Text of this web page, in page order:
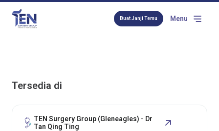
Buat Janji Temu Menu
Tersedia di
TEN Surgery Group (Gleneagles) - Dr
Tan Qing Ting